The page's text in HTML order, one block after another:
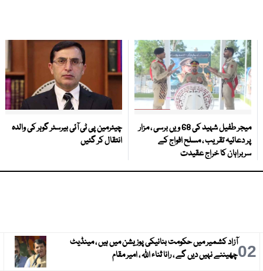
میجر طفیل شہید کی 68 ویں برسی ، مزار
پر دعائیہ تقریب ، مسلح افواج کے
سربراہان کا خراج عقیدت
چیئرمین پی ٹی آئی بیرسٹر گوہر کی والدہ
انتقال کر گئیں
02آزاد کشمیر میں حکومت بنانیکی پوزیشن میں ہیں ، مینڈیٹ
چھیننے نہیں دیں گے ، رانا ثناء اللہ ، امیر مقام